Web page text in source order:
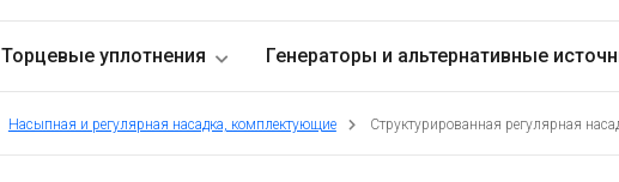
Торцевые уплотнения Генераторы и альтернативные
Насыпная и регулярная насадка, комплектующие Структурированная регулярная